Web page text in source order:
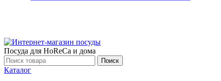
Посуда для HoReCa и дома
Поиск
Каталог